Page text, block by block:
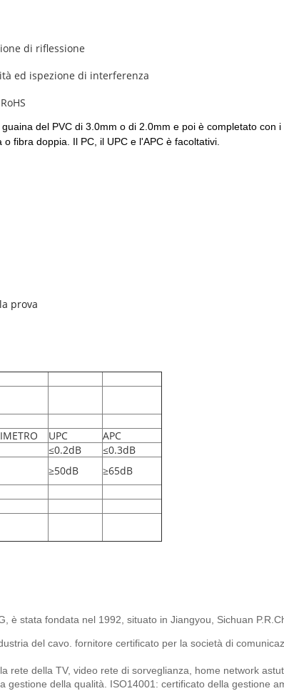
di riflessione
ed ispezione di interferenza
del PVC di 3.0mm o di 2.0mm e poi è completato con
fibra doppia. Il PC, il UPC e l'APC è facoltativi.
prova
UPC
APC
≤0.2dB
≤0.3dB
≥50dB
≥65dB
è stata fondata nel 1992, situato in Jiangyou, Sichuan
del cavo. fornitore certificato per la società di
della TV, video rete di sorveglianza, home network
della qualità. ISO14001: certificato della gestione